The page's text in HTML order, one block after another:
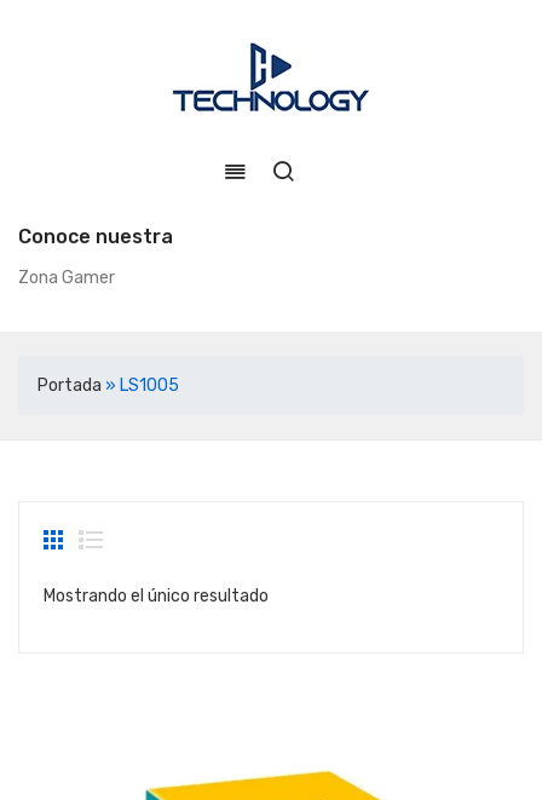
Conoce nuestra
Zona Gamer
Portada » LS1005
Mostrando el único resultado